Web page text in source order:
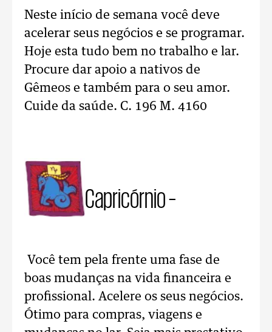
Neste início de semana você deve
acelerar seus negócios e se programar.
Hoje esta tudo bem no trabalho e lar.
Procure dar apoio a nativos de
Gêmeos e também para o seu amor.
Cuide da saúde. C. 196 M. 4160
Capricórnio –
Você tem pela frente uma fase de
boas mudanças na vida financeira e
profissional. Acelere os seus negócios.
Ótimo para compras, viagens e